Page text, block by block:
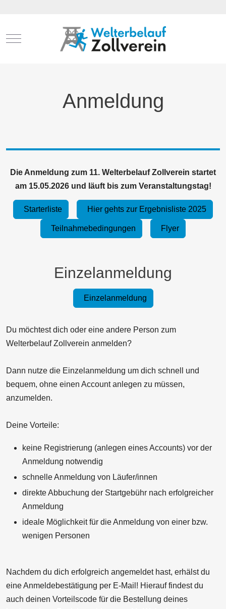
Mobile Menu Toggle
Anmeldung
Die Anmeldung zum 11. Welterbelauf Zollverein startet
am 15.05.2026 und läuft bis zum Veranstaltungstag!
Starterliste Hier gehts zur Ergebnisliste 2025
Teilnahmebedingungen Flyer
Einzelanmeldung
Einzelanmeldung
Du möchtest dich oder eine andere Person zum
Welterbelauf Zollverein anmelden?
Dann nutze die Einzelanmeldung um dich schnell und
bequem, ohne einen Account anlegen zu müssen,
anzumelden.
Deine Vorteile:
keine Registrierung (anlegen eines Accounts) vor der
Anmeldung notwendig
schnelle Anmeldung von Läufer/innen
direkte Abbuchung der Startgebühr nach erfolgreicher
Anmeldung
ideale Möglichkeit für die Anmeldung von einer bzw.
wenigen Personen
Nachdem du dich erfolgreich angemeldet hast, erhälst du
eine Anmeldebestätigung per E-Mail! Hierauf findest du
auch deinen Vorteilscode für die Bestellung deines